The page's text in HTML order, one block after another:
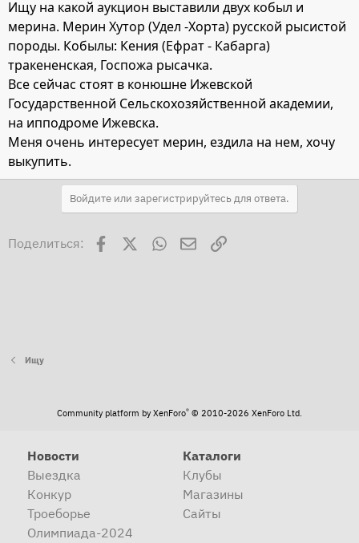
а
Ищу на какой аукцион выставили двух кобыл и
мерина. Мерин Хутор (Удел -Хорта) русской рысистой
породы. Кобылы: Кения (Ефрат - Кабарга)
тракененская, Госпожа рысачка.
Все сейчас стоят в конюшне Ижевской
Государственной Сельскохозяйственной академии,
на ипподроме Ижевска.
Меня очень интересует мерин, ездила на нем, хочу
выкупить.
Войдите или зарегистрируйтесь для ответа.
Поделиться: Facebook WhatsAppЭлектронная почта
Ссылка
Ищу
Community platform by XenForo® © 2010-2026 XenForo Ltd.
Новости
Выездка
Конкур
Троеборье
Олимпиада-2024
Каталоги
Клубы
Магазины
Сайты